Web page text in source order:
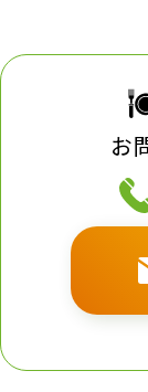
お